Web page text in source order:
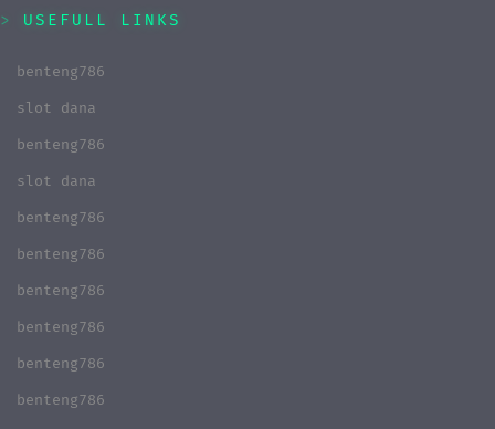
USEFULL LINKS
benteng786
slot dana
benteng786
slot dana
benteng786
benteng786
benteng786
benteng786
benteng786
benteng786